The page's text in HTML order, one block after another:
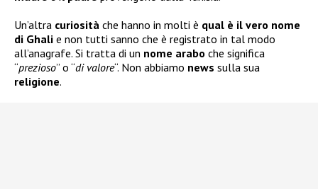
Un’altra curiosità che hanno in molti è qual è il vero nome
di Ghali e non tutti sanno che è registrato in tal modo
all’anagrafe. Si tratta di un nome arabo che significa
“prezioso” o “di valore“. Non abbiamo news sulla sua
religione.